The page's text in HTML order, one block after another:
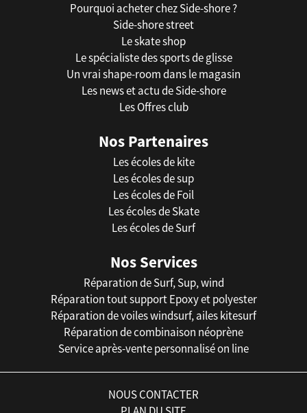
Pourquoi acheter chez Side-shore ?
Side-shore street
Le skate shop
Le spécialiste des sports de glisse
Un vrai shape-room dans le magasin
Les news et actu de Side-shore
Les Offres club
Nos Partenaires
Les écoles de kite
Les écoles de sup
Les écoles de Foil
Les écoles de Skate
Les écoles de Surf
Nos Services
Réparation de Surf, Sup, wind
Réparation tout support Epoxy et polyester
Réparation de voiles windsurf, ailes kitesurf
Réparation de combinaison néoprène
Service après-vente personnalisé on line
NOUS CONTACTER